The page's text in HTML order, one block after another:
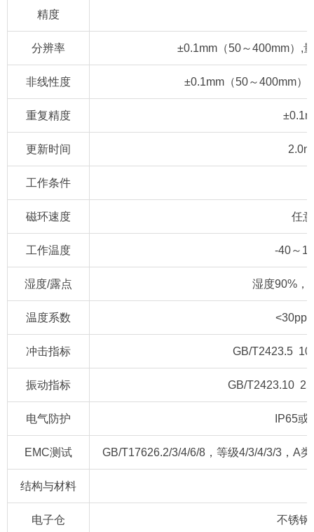
精度
分辨率 ±0.1mm（50～400mm）,
非线性度 ±0.1mm（50～400mm）
重复精度
更新时间
工作条件
磁环速度 任意
工作温度 -40～
湿度/露点 湿度90%，
温度系数
冲击指标 GB/T2423.5
振动指标 GB/T2423.10
电气防护 IP65或
EMC测试 GB/T17626.2/3/4/6/8，等级4/3/4/3/3，A
结构与材料
电子仓 不锈钢